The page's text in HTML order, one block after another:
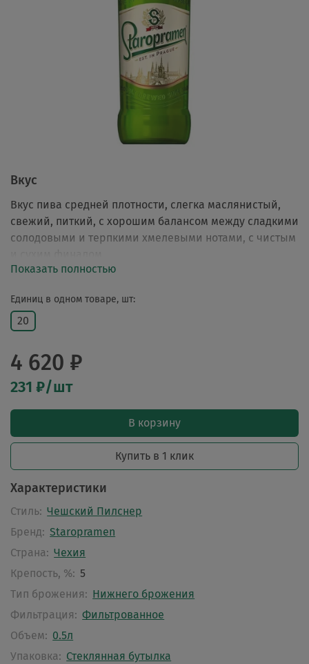
Единиц в одном товаре, шт:
20
4 620 ₽
231 ₽/шт
В корзину
Купить в 1 клик
Характеристики
Стиль: Чешский Пилснер
Бренд: Staropramen
Страна: Чехия
Крепость, %: 5
Тип брожения: Нижнего брожения
Фильтрация: Фильтрованное
Объем: 0.5л
Упаковка: Стеклянная бутылка
Вкус
Вкус пива средней плотности, слегка маслянистый,
свежий, питкий, с хорошим балансом между сладкими
солодовыми и терпкими хмелевыми нотами, с чистым
Показать полностью